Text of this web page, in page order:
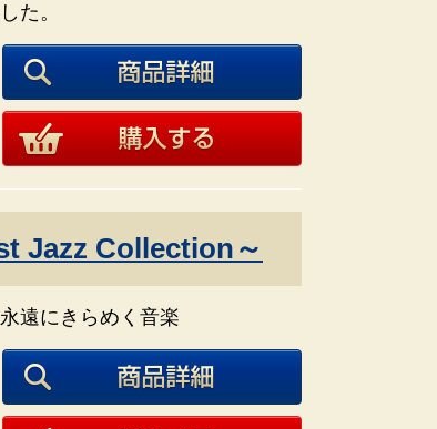
た。
Jazz Collection～
遠にきらめく音楽